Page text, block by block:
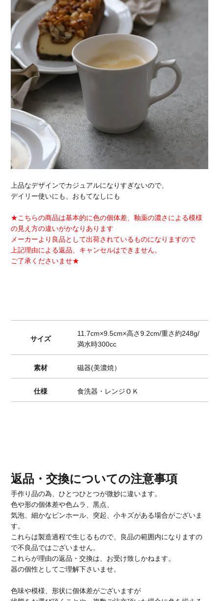
上品なデザインでカジュアルになりすぎないので、
デイリー使いにも、おもてなしにも
★こちらの商品は基本的に色の個体差、釉薬の濃さによる模様
の見え方の違いがかなりあります
メーカーより良品として出荷されているものになりますので
上記理由による返品、キャンセルはできません。
ご了承くださいませ★
サイズ
11.7cm×9.5cm×高さ9.2cm/重さ約248g/
満水時300cc
素材 磁器(美濃焼）
仕様 食洗器・レンジＯＫ
返品・交換についての注意事項
手作り品の為、ひとつひとつが微妙に違います。
色や形の個体差や色ムラ、黒点、
気泡、細かなピンホール、突起、小キズがある場合がございま
す。
これらは製造過程で生じるもので、良品の範囲内になりますの
で不良品ではございません。
これらが理由の返品・交換は、お受け致しかねます。
器の個性としてご理解下さいませ。
色味や模様、形状に個体差がございますが